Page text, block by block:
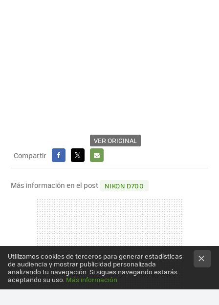
VER ORIGINAL
Compartir
FACEBOOK
X
E-
MAIL
Más información en el post NIKON D700
Utilizamos cookies de terceros para generar estadísticas
de audiencia y mostrar publicidad personalizada
analizando tu navegación. Si sigues navegando estarás
aceptando su uso. Más información